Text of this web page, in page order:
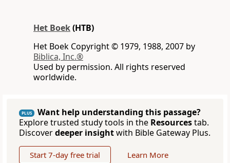
Het Boek(HTB)
Het Boek Copyright © 1979, 1988, 2007 by
Biblica, Inc.®
Used by permission. All rights reserved
worldwide.
PLUS
Want help understanding this passage?
Explore trusted study tools in the Resourcestab.
Discoverdeeper insightwith Bible Gateway Plus.
Start 7-day free trial Learn More